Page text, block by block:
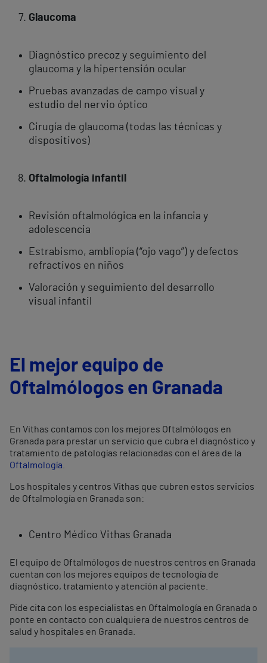
Glaucoma
Diagnóstico precoz y seguimiento del
glaucoma y la hipertensión ocular
Pruebas avanzadas de campo visual y
estudio del nervio óptico
Cirugía de glaucoma (todas las técnicas y
dispositivos)
Oftalmología infantil
Revisión oftalmológica en la infancia y
adolescencia
Estrabismo, ambliopía (“ojo vago”) y defectos
refractivos en niños
Valoración y seguimiento del desarrollo
visual infantil
El mejor equipo de
Oftalmólogos en Granada
En Vithas contamos con los mejores Oftalmólogos en
Granada para prestar un servicio que cubra el diagnóstico y
tratamiento de patologías relacionadas con el área de la
Oftalmología
Los hospitales y centros Vithas que cubren estos servicios
de Oftalmología en Granada son:
Centro Médico Vithas Granada
El equipo de Oftalmólogos de nuestros centros en Granada
cuentan con los mejores equipos de tecnología de
diagnóstico, tratamiento y atención al paciente.
Pide cita con los especialistas en Oftalmología en Granada o
ponte en contacto con cualquiera de nuestros centros de
salud y hospitales en Granada.